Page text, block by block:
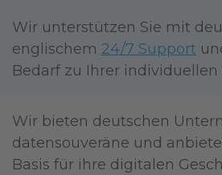
Wir unterstützen Sie mit
englischem 24/7 Support
Bedarf zu Ihrer
Wir bieten deutschen
datensouveräne und
Basis für ihre digitalen